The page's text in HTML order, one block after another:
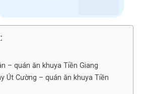
– quán ăn khuya Tiền Giang
Út Cường – quán ăn khuya Tiền